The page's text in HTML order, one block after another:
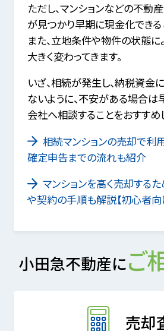
ただし、マンションなどの不動
が見つかり早期に現金化できる
また、立地条件や物件の状態
大きく変わってきます。
いざ、相続が発生し、納税資金
ないように、不安がある場合
会社へ相談することをおすすめ
相続マンションの売却で利
確定申告までの流れも紹介
マンションを高く売却する
や契約の手順も解説【初心者向
小田急不動産にご
売却